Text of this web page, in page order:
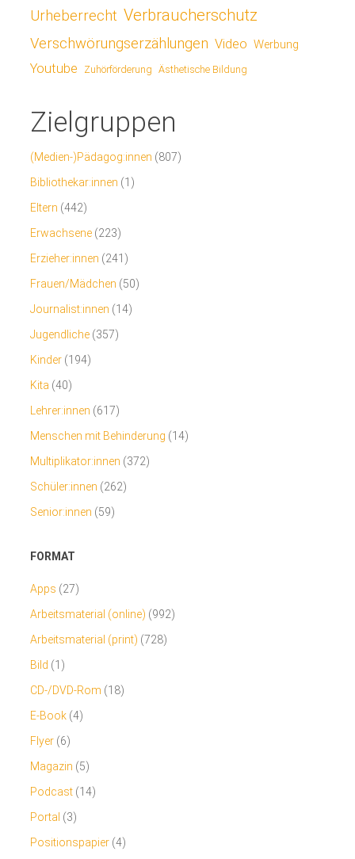
Urheberrecht Verbraucherschutz
Verschwörungserzählungen Video Werbung
Youtube Zuhörförderung Ästhetische Bildung
Zielgruppen
(Medien-)Pädagog:innen (807)
Bibliothekar:innen (1)
Eltern (442)
Erwachsene (223)
Erzieher:innen (241)
Frauen/Mädchen (50)
Journalist:innen (14)
Jugendliche (357)
Kinder (194)
Kita (40)
Lehrer:innen (617)
Menschen mit Behinderung (14)
Multiplikator:innen (372)
Schüler:innen (262)
Senior:innen (59)
FORMAT
Apps (27)
Arbeitsmaterial (online) (992)
Arbeitsmaterial (print) (728)
Bild (1)
CD-/DVD-Rom (18)
E-Book (4)
Flyer (6)
Magazin (5)
Podcast (14)
Portal (3)
Positionspapier (4)